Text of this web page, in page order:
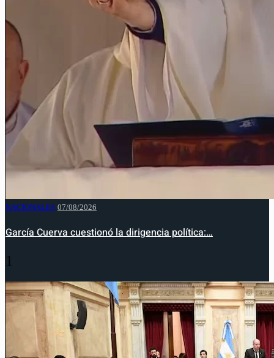
NACIONALES 07/08/2026
García Cuerva cuestionó la dirigencia política:…
1